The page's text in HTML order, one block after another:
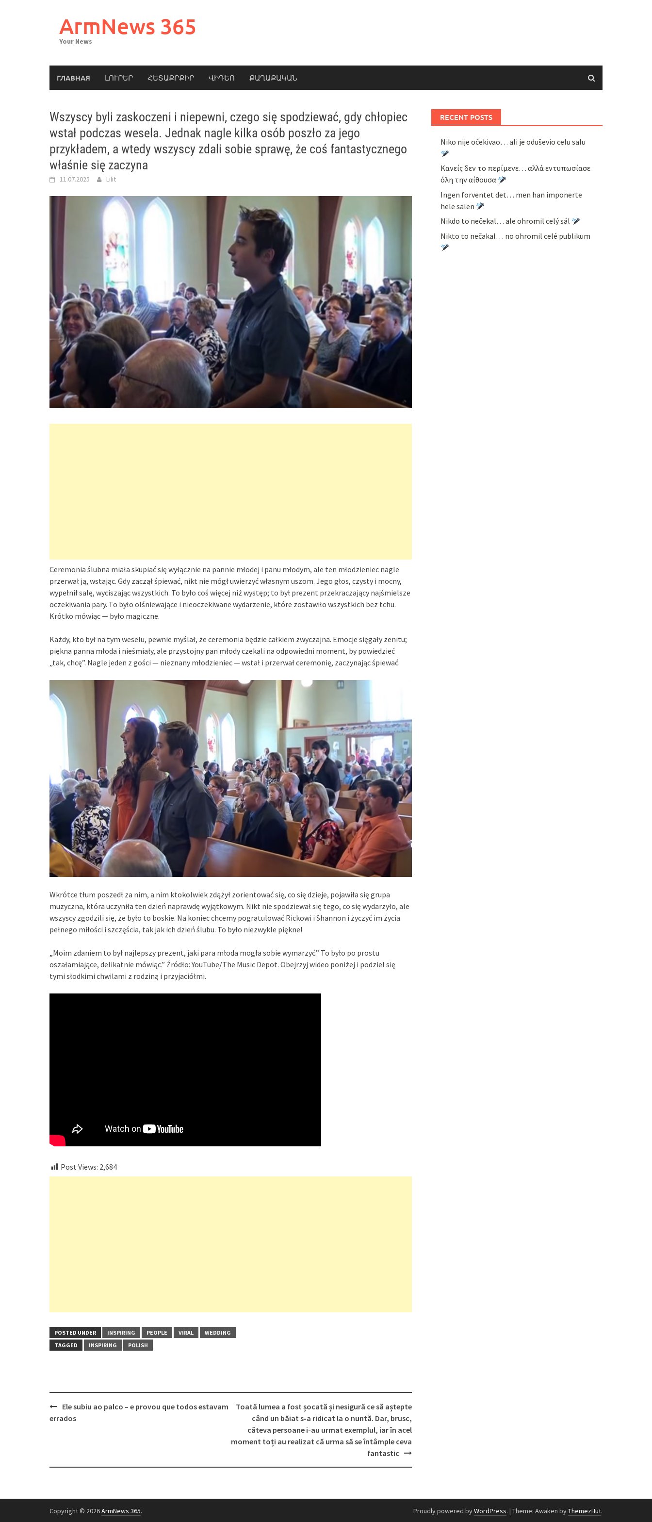
ArmNews 365
Your News
ГЛАВНАЯ ԼՈՒՐԵՐ ՀԵՏԱՔՐՔԻՐ ՎԻԴԵՈ ՔԱՂԱՔԱԿԱՆ
Wszyscy byli zaskoczeni i niepewni, czego się spodziewać, gdy chłopiec
wstał podczas wesela. Jednak nagle kilka osób poszło za jego
przykładem, a wtedy wszyscy zdali sobie sprawę, że coś fantastycznego
właśnie się zaczyna
11.07.2025 Lilit
Ceremonia ślubna miała skupiać się wyłącznie na pannie młodej i panu młodym, ale ten młodzieniec nagle
przerwał ją, wstając. Gdy zaczął śpiewać, nikt nie mógł uwierzyć własnym uszom. Jego głos, czysty i mocny,
wypełnił salę, wyciszając wszystkich. To było coś więcej niż występ; to był prezent przekraczający najśmielsze
oczekiwania pary. To było olśniewające i nieoczekiwane wydarzenie, które zostawiło wszystkich bez tchu.
Krótko mówiąc — było magiczne.
Każdy, kto był na tym weselu, pewnie myślał, że ceremonia będzie całkiem zwyczajna. Emocje sięgały zenitu;
piękna panna młoda i nieśmiały, ale przystojny pan młody czekali na odpowiedni moment, by powiedzieć
„tak, chcę”. Nagle jeden z gości — nieznany młodzieniec — wstał i przerwał ceremonię, zaczynając śpiewać.
Wkrótce tłum poszedł za nim, a nim ktokolwiek zdążył zorientować się, co się dzieje, pojawiła się grupa
muzyczna, która uczyniła ten dzień naprawdę wyjątkowym. Nikt nie spodziewał się tego, co się wydarzyło, ale
wszyscy zgodzili się, że było to boskie. Na koniec chcemy pogratulować Rickowi i Shannon i życzyć im życia
pełnego miłości i szczęścia, tak jak ich dzień ślubu. To było niezwykle piękne!
„Moim zdaniem to był najlepszy prezent, jaki para młoda mogła sobie wymarzyć.” To było po prostu
oszałamiające, delikatnie mówiąc.” Źródło: YouTube/The Music Depot. Obejrzyj wideo poniżej i podziel się
tymi słodkimi chwilami z rodziną i przyjaciółmi.
Post Views: 2,684
POSTED UNDER INSPIRING PEOPLE VIRAL
WEDDING
TAGGED
INSPIRING POLISH
Post
navigation
Ele subiu ao palco – e provou que todos estavam
errados
Toată lumea a fost șocată și nesigură ce să aștepte
când un băiat s-a ridicat la o nuntă. Dar, brusc,
câteva persoane i-au urmat exemplul, iar în acel
moment toți au realizat că urma să se întâmple ceva
fantastic
RECENT POSTS
Niko nije očekivao… ali je oduševio celu salu
Κανείς δεν το περίμενε… αλλά εντυπωσίασε
όλη την αίθουσα
Ingen forventet det… men han imponerte
hele salen
Nikdo to nečekal… ale ohromil celý sál
Nikto to nečakal… no ohromil celé publikum
Copyright © 2026ArmNews 365. Proudly powered byWordPress. | Theme: Awaken byThemezHut.